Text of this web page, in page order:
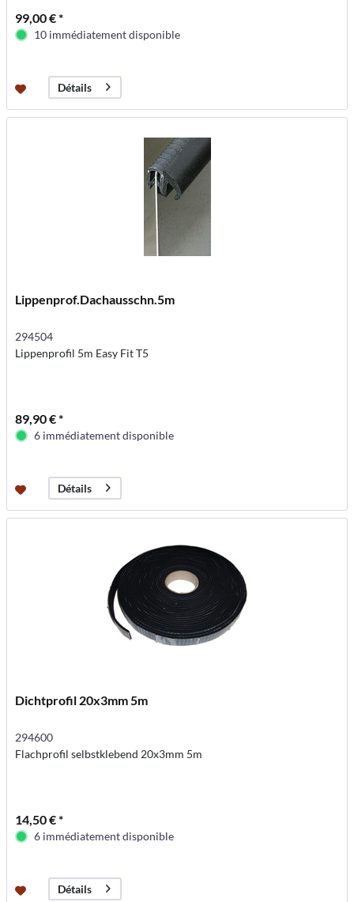
99,00 € *
10 immédiatement disponible
Détails
Lippenprof.Dachausschn.5m
294504
Lippenprofil 5m Easy Fit T5
89,90 € *
6 immédiatement disponible
Détails
Dichtprofil 20x3mm 5m
294600
Flachprofil selbstklebend 20x3mm 5m
14,50 € *
6 immédiatement disponible
Détails